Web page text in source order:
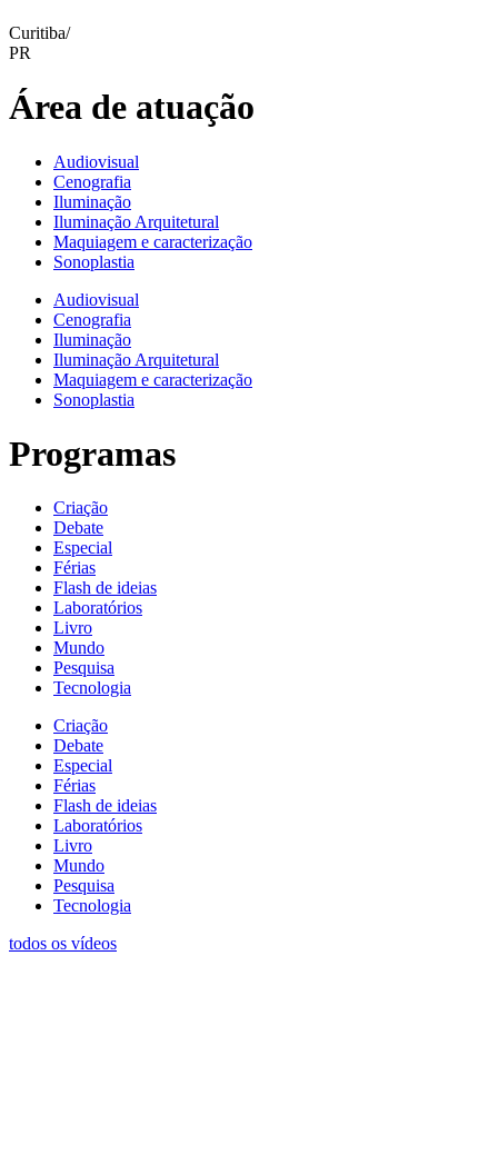
Curitiba/
PR
Área de atuação
Audiovisual
Cenografia
Iluminação
Iluminação Arquitetural
Maquiagem e caracterização
Sonoplastia
Audiovisual
Cenografia
Iluminação
Iluminação Arquitetural
Maquiagem e caracterização
Sonoplastia
Programas
Criação
Debate
Especial
Férias
Flash de ideias
Laboratórios
Livro
Mundo
Pesquisa
Tecnologia
Criação
Debate
Especial
Férias
Flash de ideias
Laboratórios
Livro
Mundo
Pesquisa
Tecnologia
todos os vídeos